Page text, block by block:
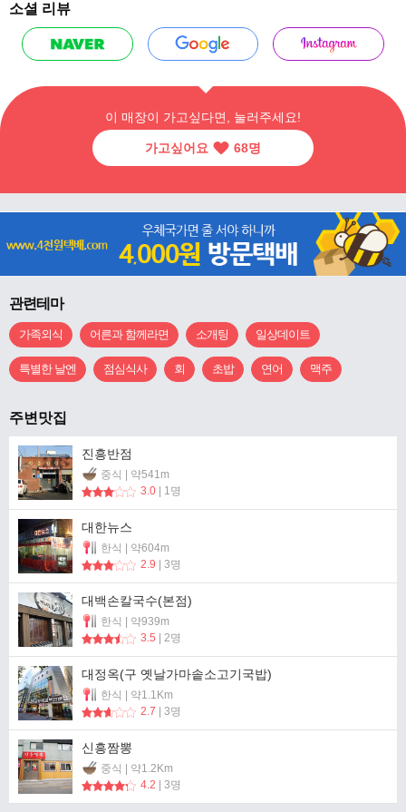
소셜 리뷰
이 매장이 가고싶다면, 눌러주세요!
가고싶어요 68명
관련테마
가족외식 어른과 함께라면 소개팅 일상데이트
특별한 날엔 점심식사 회 초밥 연어 맥주
주변맛집
진흥반점
중식 | 약541m
3.0 | 1명
대한뉴스
한식 | 약604m
2.9 | 3명
대백손칼국수(본점)
한식 | 약939m
3.5 | 2명
대정옥(구 옛날가마솥소고기국밥)
한식 | 약1.1Km
2.7 | 3명
신흥짬뽕
중식 | 약1.2Km
4.2 | 3명